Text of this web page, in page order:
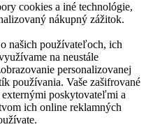
cookies a iné technológie,
nákupný zážitok.
našich používateľoch, ich
na neustále
personalizovanej
používania. Vaše zašifrované
poskytovateľmi a
ich online reklamných